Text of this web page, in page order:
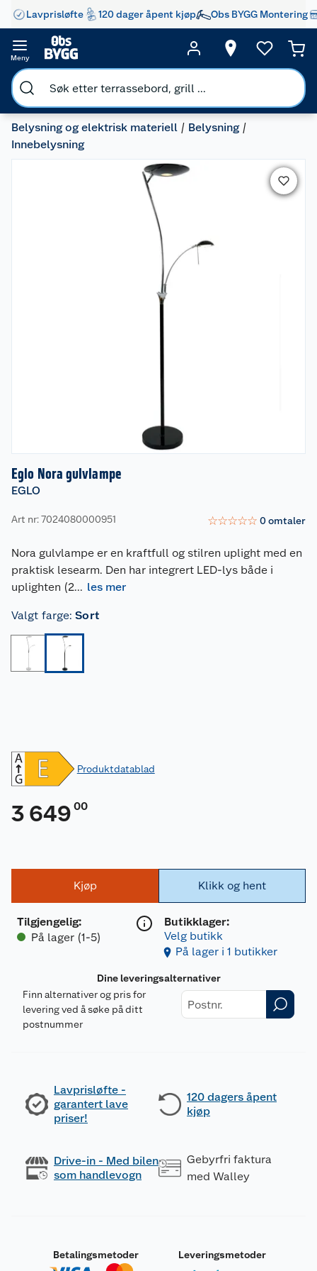
Lavprisløfte 120 dager åpent kjøp Obs BYGG Montering
Meny
Belysning og elektrisk materiell
Belysning
Innebelysning
Eglo Nora gulvlampe
EGLO
Art nr: 7024080000951 ☆☆☆☆☆ 0omtaler
Nora gulvlampe er en kraftfull og stilren uplight med en
praktisk lesearm. Den har integrert LED-lys både i
uplighten (2... les mer
Valgt farge: Sort
Produktdatablad
3 649 00
Kjøp
Tilgjengelig:
På lager (1-5)
Klikk og hent
Butikklager:
Velg butikk
På lager i 1 butikker
Dine leveringsalternativer
Finn alternativer og pris for
levering ved å søke på ditt
postnummer
Lavprisløfte -
garantert lave
priser!
120 dagers åpent
kjøp
Drive-in - Med bilen
som handlevogn
Gebyrfri faktura
med Walley
Betalingsmetoder Leveringsmetoder